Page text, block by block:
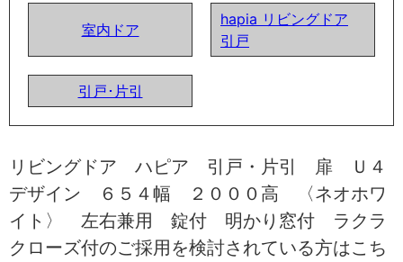
室内ドア
hapia リビングドア
引戸
引戸･片引
リビングドア ハピア 引戸・片引 扉 Ｕ４
デザイン ６５４幅 ２０００高 〈ネオホワ
イト〉 左右兼用 錠付 明かり窓付 ラクラ
クローズ付のご採用を検討されている方はこち